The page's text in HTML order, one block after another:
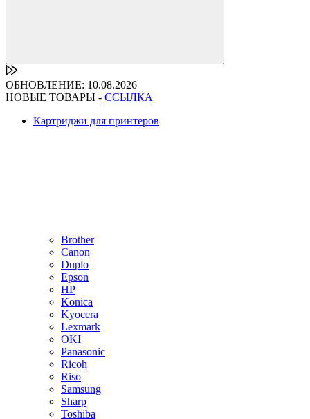
ОБНОВЛЕНИЕ: 10.08.2026
НОВЫЕ ТОВАРЫ - ССЫЛКА
Картриджи для принтеров
Brother
Canon
Duplo
Epson
HP
Konica
Kyocera
Lexmark
OKI
Panasonic
Ricoh
Riso
Samsung
Sharp
Toshiba